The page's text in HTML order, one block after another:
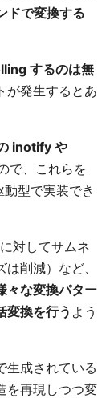
で変換する
するのは無
が発生するとあ
inotify や
で、これらを
型で実装でき
対してサムネ
削減）など、
々な変換パター
変換を行う よう
生成されている
を再現しつつ変